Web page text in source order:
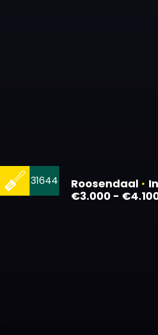
Roosendaal •
€3.000 -
31644